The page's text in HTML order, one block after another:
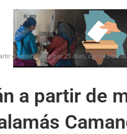
de mañana y por 25 días, carriles de
a partir de